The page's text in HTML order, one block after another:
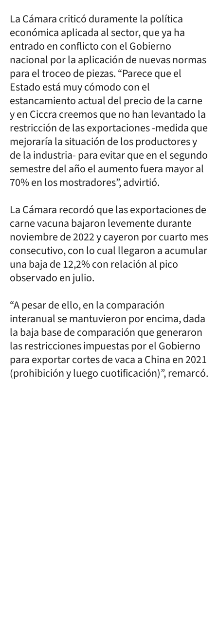
La Cámara criticó duramente la política
económica aplicada al sector, que ya ha
entrado en conflicto con el Gobierno
nacional por la aplicación de nuevas normas
para el troceo de piezas. “Parece que el
Estado está muy cómodo con el
estancamiento actual del precio de la carne
y en Ciccra creemos que no han levantado la
restricción de las exportaciones -medida que
mejoraría la situación de los productores y
de la industria- para evitar que en el segundo
semestre del año el aumento fuera mayor al
70% en los mostradores”, advirtió.
La Cámara recordó que las exportaciones de
carne vacuna bajaron levemente durante
noviembre de 2022 y cayeron por cuarto mes
consecutivo, con lo cual llegaron a acumular
una baja de 12,2% con relación al pico
observado en julio.
“A pesar de ello, en la comparación
interanual se mantuvieron por encima, dada
la baja base de comparación que generaron
las restricciones impuestas por el Gobierno
para exportar cortes de vaca a China en 2021
(prohibición y luego cuotificación)”, remarcó.